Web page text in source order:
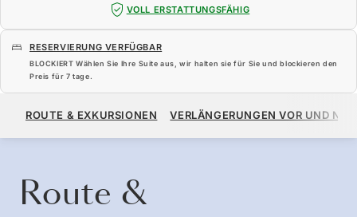
VOLL ERSTATTUNGSFÄHIG
RESERVIERUNG VERFÜGBAR
BLOCKIERT Wählen Sie Ihre Suite aus, wir halten sie für Sie und blockieren den
Preis für 7 tage.
12.600 $
ROUTE & EXKURSIONEN VERLÄNGERUNGEN VOR UND
Route &